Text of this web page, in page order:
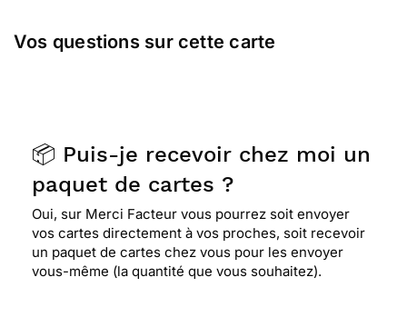
Vos questions sur cette carte
📦 Puis-je recevoir chez moi un
paquet de cartes ?
Oui, sur Merci Facteur vous pourrez soit envoyer
vos cartes directement à vos proches, soit recevoir
un paquet de cartes chez vous pour les envoyer
vous-même (la quantité que vous souhaitez).